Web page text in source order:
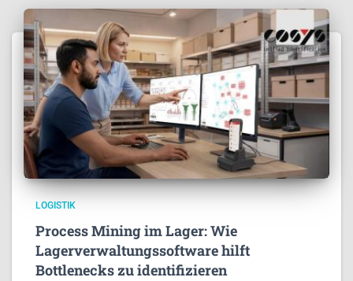
LOGISTIK
Process Mining im Lager: Wie
Lagerverwaltungssoftware hilft
Bottlenecks zu identifizieren